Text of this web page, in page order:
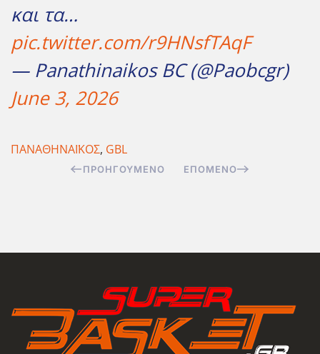
και τα…
pic.twitter.com/r9HNsfTAqF
— Panathinaikos BC (@Paobcgr)
June 3, 2026
ΠΑΝΑΘΗΝΑΪΚΟΣ, GBL
ΠΡΟΗΓΟΎΜΕΝΟ ΕΠΌΜΕΝΟ